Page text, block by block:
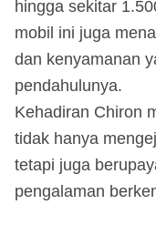
hingga sekitar
mobil ini juga
dan kenyamanan
pendahulunya.
Kehadiran Chiron
tidak hanya
tetapi juga
pengalaman